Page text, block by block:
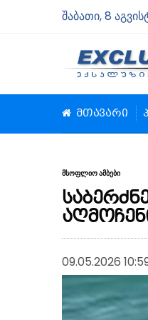
შაბათი, 8
მთავარი
მსოფლიო ამბები
09.05.2026